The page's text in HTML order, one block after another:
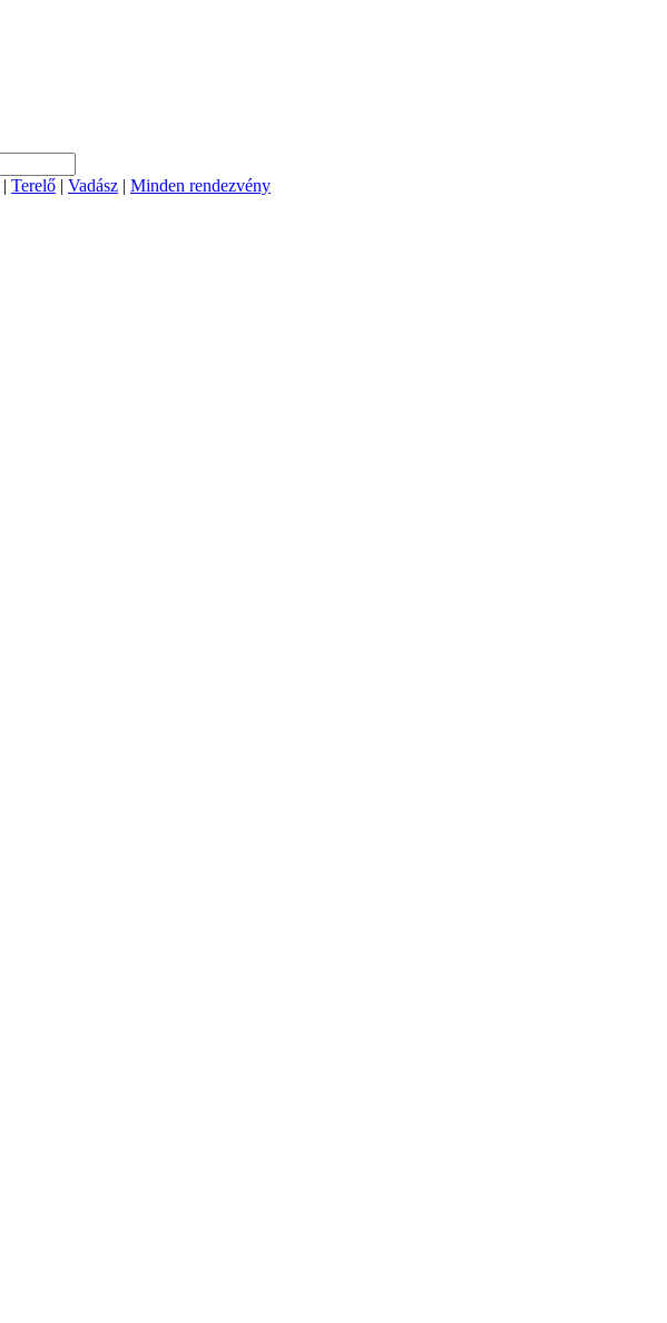
| Terelő | Vadász | Minden rendezvény